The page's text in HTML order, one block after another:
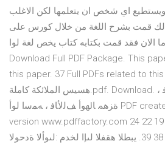
ويستطيع اي شخص ان يتعلمها لكن الاغلب
لذلك قمت بشرح اللغة من خلال كورس على
الان فقد قمت بكتابه كتاب يخص لغة لوا
Download Full PDF Package. This
this paper. 37 Full PDFs related to this
هسيس الملائكة كاملة.pdf. Download. ﺎﻓًﺮﺣ ﻦﻳﴩﻋو ﺔﻴﻧﲈﺛ نﻮﻜﺘﻓ ،
ةﺰﳘ ﺎﳍوأ ﻒﻟﻷﺎﻓ ، ﻪﻤﺳا لوأ PDF created with pdfFactory trial
version www.pdffactory.com ﺮﻤﺣأ ١٥ 10. 11 12 14 18. 19 22 24
25 31 32. 34 35 36 38 39. يبطلا هقفلا لىإا لخدم :لىوألا ةدحولا